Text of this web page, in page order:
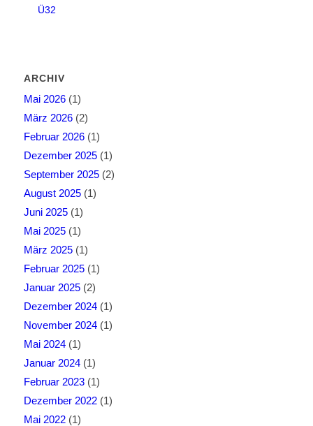
Ü32
ARCHIV
Mai 2026(1)
März 2026(2)
Februar 2026(1)
Dezember 2025(1)
September 2025(2)
August 2025(1)
Juni 2025(1)
Mai 2025(1)
März 2025(1)
Februar 2025(1)
Januar 2025(2)
Dezember 2024(1)
November 2024(1)
Mai 2024(1)
Januar 2024(1)
Februar 2023(1)
Dezember 2022(1)
Mai 2022(1)